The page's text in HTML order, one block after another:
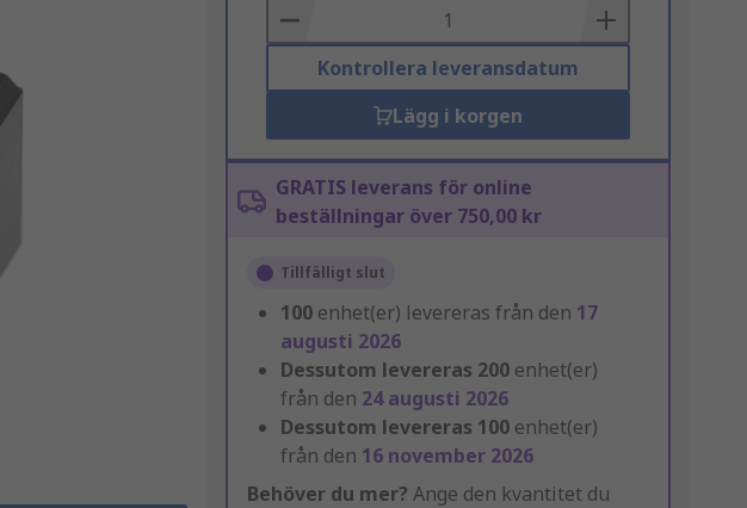
Basket
Kontrollera leveransdatum
Lägg i korgen
GRATIS leverans för online
beställningar över 750,00 kr
Tillfälligt slut
100 enhet(er) levereras från den 17
augusti 2026
Dessutom levereras 200 enhet(er)
från den 24 augusti 2026
Dessutom levereras 100 enhet(er)
från den 16 november 2026
Behöver du mer? Ange den kvantitet du